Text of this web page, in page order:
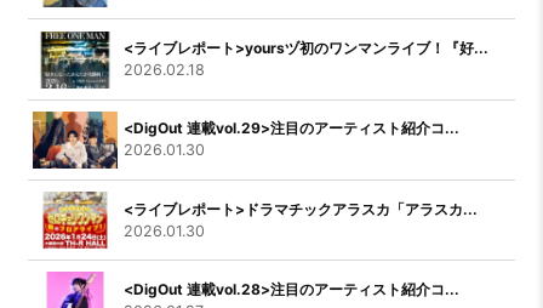
<ライブレポート>yoursヅ初のワンマンライブ！『好...
2026.02.18
<DigOut 連載vol.29>注目のアーティスト紹介コ...
2026.01.30
<ライブレポート>ドラマチックアラスカ「アラスカ...
2026.01.30
<DigOut 連載vol.28>注目のアーティスト紹介コ...